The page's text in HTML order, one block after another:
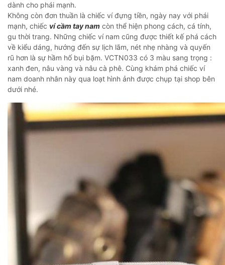
dành cho phái mạnh.
Không còn đơn thuần là chiếc ví đựng tiền, ngày nay với phái
mạnh, chiếc ví cầm tay nam còn thể hiện phong cách, cá tính,
gu thời trang. Những chiếc ví nam cũng được thiết kế phá cách
về kiểu dáng, hướng đến sự lịch lãm, nét nhẹ nhàng và quyến
rũ hơn là sự hầm hố bụi bặm. VCTN033 có 3 màu sang trọng :
xanh đen, nâu vàng và nâu cà phê. Cùng khám phá chiếc ví
nam doanh nhân này qua loạt hình ảnh được chụp tại shop bên
dưới nhé.